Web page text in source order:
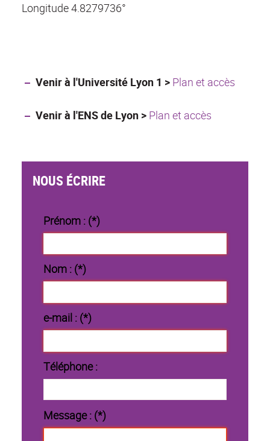
Longitude4.8279736°
Venir à l'Université Lyon 1 > Plan et accès
Venir à l'ENS de Lyon >Plan et accès
NOUS ÉCRIRE
Prénom : (*)
Nom : (*)
e-mail : (*)
Téléphone :
Message : (*)